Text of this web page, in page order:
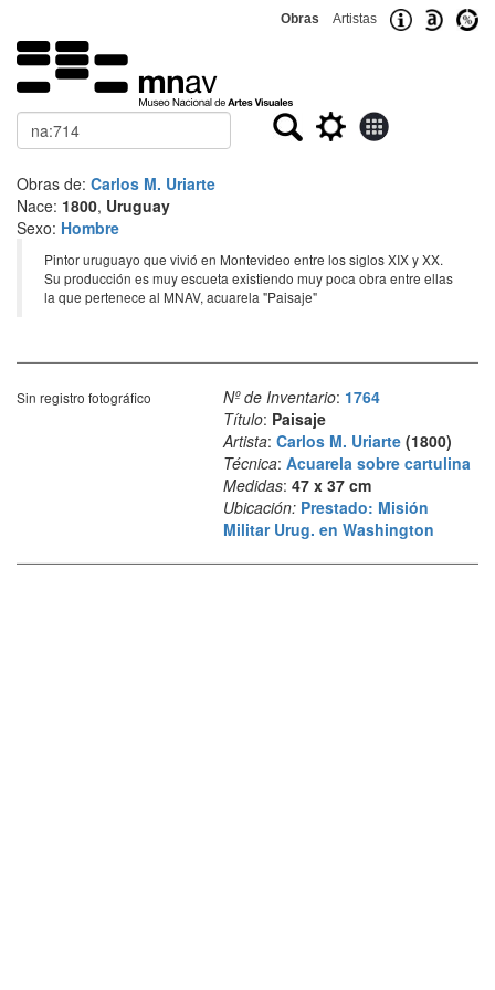
Obras Artistas
Buscar
Obras de: Carlos M. Uriarte
Nace: 1800, Uruguay
Sexo: Hombre
Pintor uruguayo que vivió en Montevideo entre los siglos XIX y XX.
Su producción es muy escueta existiendo muy poca obra entre ellas
la que pertenece al MNAV, acuarela "Paisaje"
Sin registro fotográfico Nº de Inventario: 1764
Título: Paisaje
Artista: Carlos M. Uriarte(1800)
Técnica: Acuarela sobre cartulina
Medidas: 47 x 37 cm
Ubicación: Prestado: Misión
Militar Urug. en Washington